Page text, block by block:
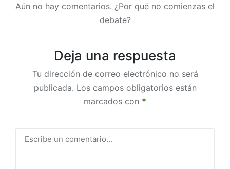
Aún no hay comentarios. ¿Por qué no comienzas el
debate?
Deja una respuesta
Tu dirección de correo electrónico no será
publicada. Los campos obligatorios están
marcados con *